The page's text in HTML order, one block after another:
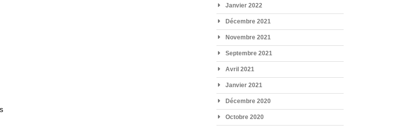
Janvier 2022
Décembre 2021
Novembre 2021
Septembre 2021
Avril 2021
Janvier 2021
Décembre 2020
Octobre 2020